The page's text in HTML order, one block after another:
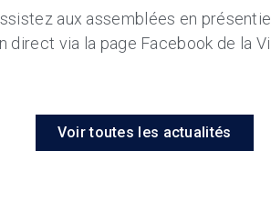
aux assemblées en
direct via la page Facebook de la
Voir toutes les actualités